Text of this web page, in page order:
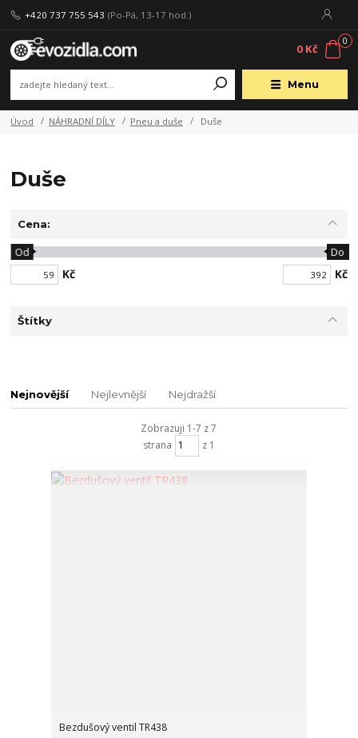
Menu
+420 737 755 543 (Po-Pá, 13-17 hod.)
0
0 Kč
Úvod NÁHRADNÍ DÍLY Pneu a duše Duše
Duše
Cena:
Kč
Od Do
Kč
Štítky
Nejnovější Nejlevnější Nejdražší
Zobrazuji 1-7 z 7
strana
z 1
Bezdušový ventil TR438